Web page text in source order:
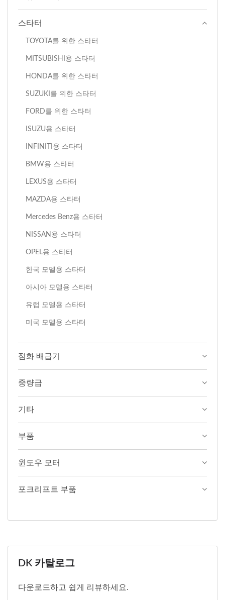
스타터
TOYOTA를 위한 스타터
MITSUBISHI용 스타터
HONDA를 위한 스타터
SUZUKI를 위한 스타터
FORD를 위한 스타터
ISUZU용 스타터
INFINITI용 스타터
BMW용 스타터
LEXUS용 스타터
MAZDA용 스타터
Mercedes Benz용 스타터
NISSAN용 스타터
OPEL용 스타터
한국 모델용 스타터
아시아 모델용 스타터
유럽 모델용 스타터
미국 모델용 스타터
점화 배급기
중량급
기타
부품
윈도우 모터
포크리프트 부품
DK 카탈로그
다운로드하고 쉽게 리뷰하세요.